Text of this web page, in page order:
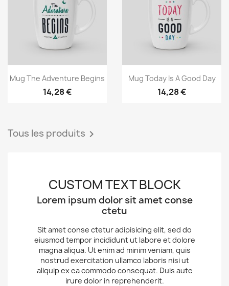
Aperçu rapide
Mug The Adventure Begins
14,28 €
Aperçu rapide
Mug Today Is A Good Day
14,28 €
Tous les produits 
CUSTOM TEXT BLOCK
Lorem ipsum dolor sit amet conse
ctetu
Sit amet conse ctetur adipisicing elit, sed do
eiusmod tempor incididunt ut labore et dolore
magna aliqua. Ut enim ad minim veniam, quis
nostrud exercitation ullamco laboris nisi ut
aliquip ex ea commodo consequat. Duis aute
irure dolor in reprehenderit.